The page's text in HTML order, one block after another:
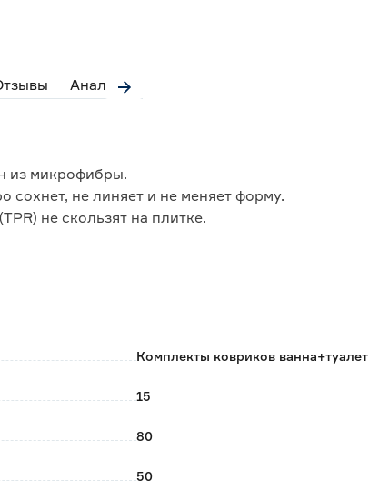
Аналоги
из микрофибры.
сохнет, не линяет и не меняет форму.
не скользят на плитке.
температуре не более 30°C.
Комплекты ковриков ванна+туалет
15
80
50